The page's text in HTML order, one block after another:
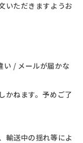
いただきますようお
い / メールが届かな
かねます。予めご了
輸送中の揺れ等によ